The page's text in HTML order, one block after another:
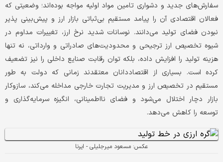
سفارش‌های جدید و دشواری تامین مواد اولیه مواجه بوده‌اند؛ وضعیتی که
فعالان اقتصادی آن را پیامد مستقیم بی‌ثباتی بازار ارز و پیش‌بینی ‌پذیر
نبودن فضای تولید می‌دانند. نوسانات شدید نرخ ارز، تغییرات مداوم در
شیوه تخصیص ارز ترجیحی و محدودیت‌های صادراتی و وارداتی، نه تنها
هزینه تولید را افزایش داده، بلکه توان رقابت صنایع داخلی را نیز تضعیف
کرده است. بسیاری از اقتصاددانان معتقدند زمانی که دولت به‌ طور
مستقیم در تخصیص ارز و مدیریت تجارت خارجی مداخله می‌کند، سازوکار
بازار دچار اختلال می‌شود و فضای نااطمینانی، انگیزه سرمایه‌گذاری و
توسعه را کاهش می‌دهد.
عکس: مسعود میرجلیلی - ایرنا